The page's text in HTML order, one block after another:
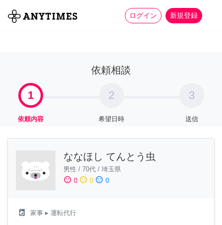
ログイン 新規登録
全て 家事 more_horiz
依頼相談
1
依頼内容
2
希望日時
3
送信
ななほし てんとう虫
男性 / 70代 / 埼玉県
sentiment_satisfied 0 sentiment_neutral 0 sentiment_dissatisfied 0
local_laundry_service 家事 ▸ 運転代行